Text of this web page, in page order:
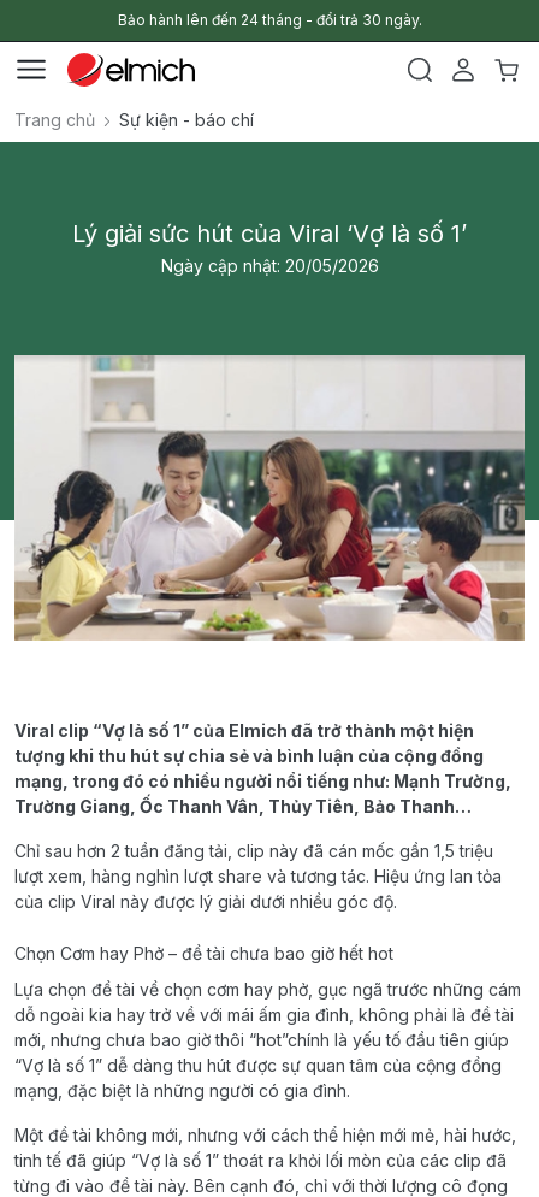
Bảo hành lên đến 24 tháng - đổi trả 30 ngày.
Trang chủ Sự kiện - báo chí
Lý giải sức hút của Viral ‘Vợ là số 1’
Ngày cập nhật: 20/05/2026
Viral clip “Vợ là số 1” của Elmich đã trở thành một hiện
tượng khi thu hút sự chia sẻ và bình luận của cộng đồng
mạng, trong đó có nhiều người nổi tiếng như: Mạnh Trường,
Trường Giang, Ốc Thanh Vân, Thủy Tiên, Bảo Thanh…
Chỉ sau hơn 2 tuần đăng tải, clip này đã cán mốc gần 1,5 triệu
lượt xem, hàng nghìn lượt share và tương tác. Hiệu ứng lan tỏa
của clip Viral này được lý giải dưới nhiều góc độ.
Chọn Cơm hay Phở – đề tài chưa bao giờ hết hot
Lựa chọn đề tài về chọn cơm hay phở, gục ngã trước những cám
dỗ ngoài kia hay trở về với mái ấm gia đình, không phải là đề tài
mới, nhưng chưa bao giờ thôi “hot”chính là yếu tố đầu tiên giúp
“Vợ là số 1” dễ dàng thu hút được sự quan tâm của cộng đồng
mạng, đặc biệt là những người có gia đình.
Một đề tài không mới, nhưng với cách thể hiện mới mẻ, hài hước,
tinh tế đã giúp “Vợ là số 1” thoát ra khỏi lối mòn của các clip đã
từng đi vào đề tài này. Bên cạnh đó, chỉ với thời lượng cô đọng